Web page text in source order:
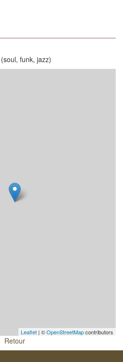
funk, jazz)
Leaflet | ©OpenStreetMapcontributors
Retour